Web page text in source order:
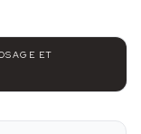
ET